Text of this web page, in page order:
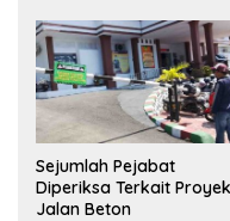
Sejumlah Pejabat
Diperiksa Terkait Proyek
Jalan Beton